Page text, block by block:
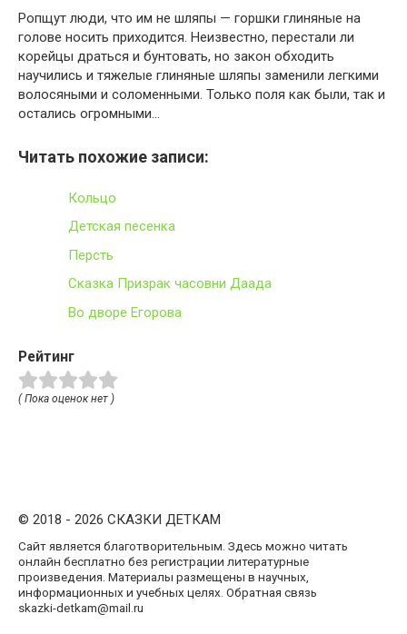
Ропщут люди, что им не шляпы — горшки глиняные на
голове носить приходится. Неизвестно, перестали ли
корейцы драться и бунтовать, но закон обходить
научились и тяжелые глиняные шляпы заменили легкими
волосяными и соломенными. Только поля как были, так и
остались огромными…
Читать похожие записи:
Кольцо
Детская песенка
Персть
Сказка Призрак часовни Даада
Во дворе Егорова
Рейтинг
( Пока оценок нет )
© 2018 - 2026 СКАЗКИ ДЕТКАМ
Сайт является благотворительным. Здесь можно читать
онлайн бесплатно без регистрации литературные
произведения. Материалы размещены в научных,
информационных и учебных целях. Обратная связь
skazki-detkam@mail.ru